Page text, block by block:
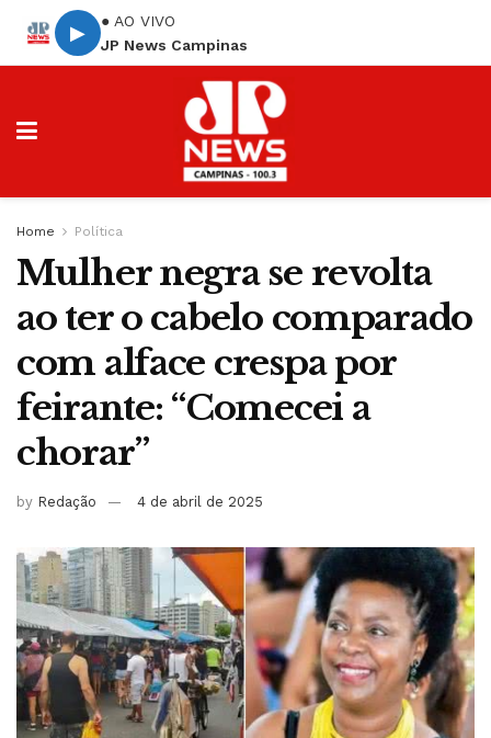
▶
● AO VIVO
JP News Campinas
Home Política
Mulher negra se revolta
ao ter o cabelo comparado
com alface crespa por
feirante: “Comecei a
chorar”
by Redação 4 de abril de 2025